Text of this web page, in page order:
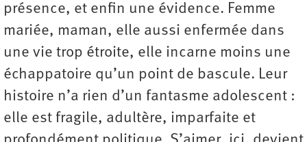
présence, et enfin une évidence. Femme
mariée, maman, elle aussi enfermée dans
une vie trop étroite, elle incarne moins une
échappatoire qu’un point de bascule. Leur
histoire n’a rien d’un fantasme adolescent :
elle est fragile, adultère, imparfaite et